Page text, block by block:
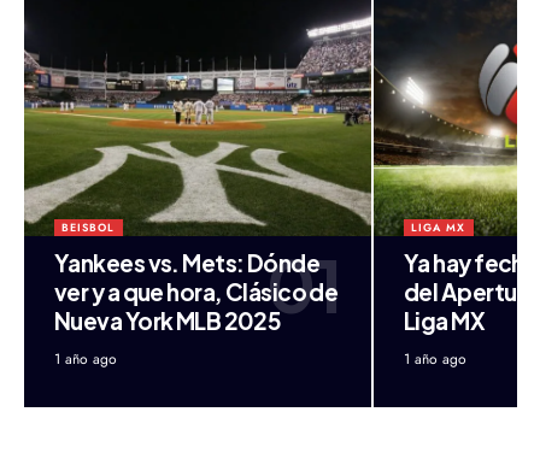
BEISBOL
Yankees vs. Mets: Dónde
ver y a que hora, Clásico de
Nueva York MLB 2025
1 año ago
LIGA MX
Ya hay
del
Liga MX
1 año ago